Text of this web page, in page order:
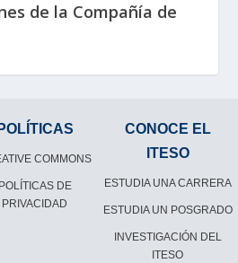
de la Compañía de
POLÍTICAS
COMMONS
POLÍTICAS DE
PRIVACIDAD
CONOCE EL
ITESO
ESTUDIA UNA CARRERA
ESTUDIA UN POSGRADO
INVESTIGACIÓN DEL
ITESO